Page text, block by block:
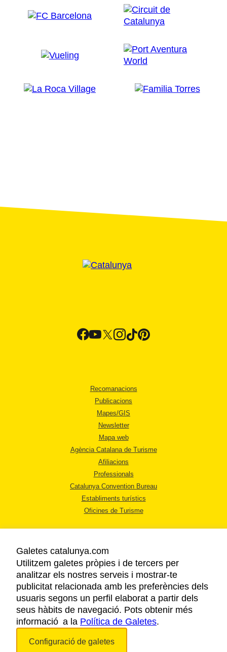
Recomanacions
Publicacions
Mapes/GIS
Newsletter
Mapa web
Agència Catalana de Turisme
Afiliacions
Professionals
Catalunya Convention Bureau
Establiments turístics
Oficines de Turisme
AVÍS LEGAL
POLÍTICA DE PRIVACITAT
COOKIES
ACCESSIBILITAT
Galetes catalunya.com
Utilitzem galetes pròpies i de tercers per
analitzar els nostres serveis i mostrar-te
publicitat relacionada amb les preferències dels
usuaris segons un perfil elaborat a partir dels
seus hàbits de navegació. Pots obtenir més
informació a la Política de Galetes.
Configuració de galetes